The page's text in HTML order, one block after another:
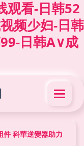
观看-日韩52
频少妇-日韩
日韩A∨成
件 科華逆變器助力